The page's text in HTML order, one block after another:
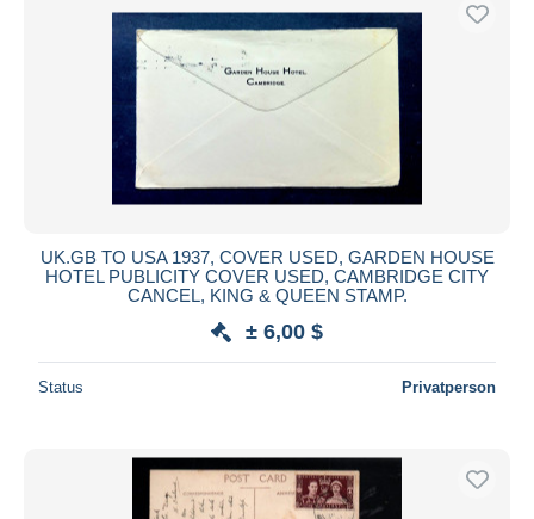
UK.GB TO USA 1937, COVER USED, GARDEN HOUSE
HOTEL PUBLICITY COVER USED, CAMBRIDGE CITY
CANCEL, KING & QUEEN STAMP.
± 6,00 $
Status Privatperson